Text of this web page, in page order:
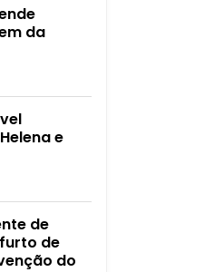
da
e
de
de
do